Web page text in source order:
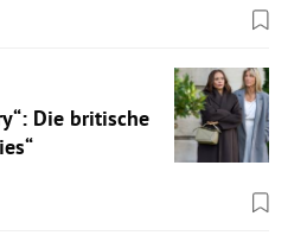
Die britische